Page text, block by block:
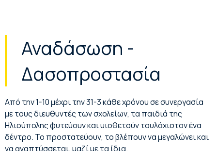
Αναδάσωση -
Δασοπροστασία
Από την 1-10 μέχρι την 31-3 κάθε χρόνου σε συνεργασία
με τους διευθυντές των σχολείων, τα παιδιά της
Ηλιούπολης φυτεύουν και υιοθετούν τουλάχιστον ένα
δέντρο. Το προστατεύουν, το βλέπουν να μεγαλώνει και
να αναπτύσσεται, μαζί με τα ίδια.